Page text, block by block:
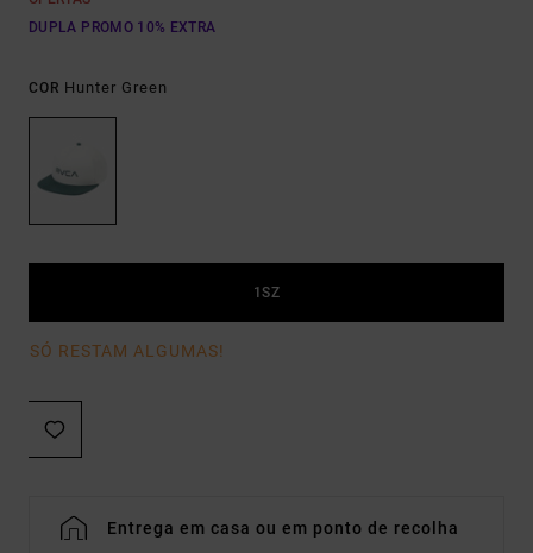
DUPLA PROMO 10% EXTRA
COR Hunter Green
1SZ
SÓ RESTAM ALGUMAS!
Entrega em casa ou em ponto de recolha